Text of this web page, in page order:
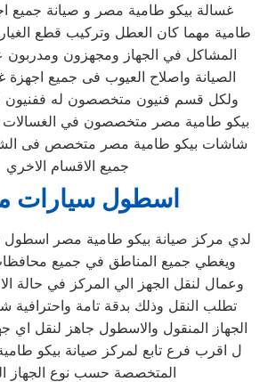
غسالة بيكو طامية مصر و صيانة جميع
طامية مهما كان العطل وتركيب قطع
المشاكل في الجهاز ومجهزون ومدربون
الصيانة واصلاح العيوب فى جميع اجهزة
ولكل قسم فنيون متخصصون له ففنيون
بيكو طامية مصر متخصصون في
شاشات بيكو طامية مصر متخصص فى
جميع الاقسام الاخري
اسطول سيارات
لدي مركز صيانة بيكو طامية مصر اسطول
ويغطي جميع المناطق في جميع
وعمال لنقل الجهز الي المركز في حالة
تطلب النقل وذلك بدقة تامة واحترافية
الجهاز المنقول والاسطول جاهز لنقل
ل اقرب فرع تابع لمركز صيانة بيكو
المتخصصة حسب نوع الجهاز